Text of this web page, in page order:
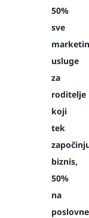
50%
sve
usluge
za
roditelje
koji
tek
biznis,
50%
na
poslovne